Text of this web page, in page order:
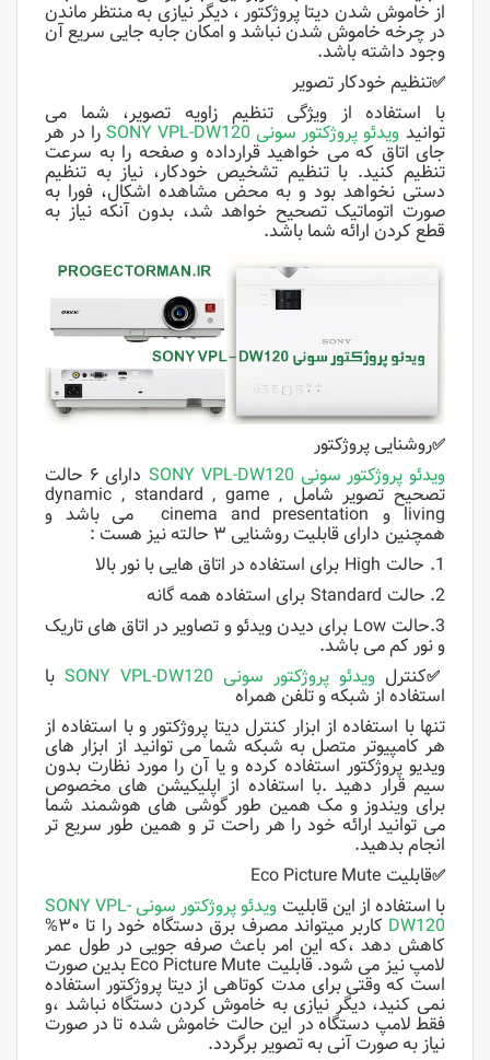
از خاموش شدن دیتا پروژکتور ، دیگر نیازی به منتظر ماندن
در چرخه خاموش شدن نباشد و امکان جابه جایی سریع آن
وجود داشته باشد.
✅تنظیم خودکار تصویر
با استفاده از ویژگی تنظیم زاویه تصویر، شما می
توانید ویدئو پروژکتور سونی SONY VPL-DW120 را در هر
جای اتاق که می خواهید قرارداده و صفحه را به سرعت
تنظیم کنید. با تنظیم تشخیص خودکار، نیاز به تنظیم
دستی نخواهد بود و به محض مشاهده اشکال، فورا به
صورت اتوماتیک تصحیح خواهد شد، بدون آنکه نیاز به
قطع کردن ارائه شما باشد.
✅روشنایی پروژکتور
ویدئو پروژکتور سونی SONY VPL-DW120
دارای ۶ حالت
تصحیح تصویر شامل dynamic , standard , game ,
living و cinema and presentation می باشد و
همچنیندارای قابلیت روشنایی ۳ حالته نیز هست :
1. حالت High برای استفاده در اتاق هایی با نور بالا
2. حالت Standard برای استفاده همه گانه
3.حالت Low برای دیدن ویدئو و تصاویر در اتاق های تاریک
و نور کم می باشد.
✅کنترل ویدئو پروژکتور سونی SONY VPL-DW120 با
استفاده از شبکه و تلفن همراه
تنها با استفاده از ابزار کنترل دیتا پروژکتور و با استفاده از
هر کامپیوتر متصل به شبکه شما می توانید از ابزار های
ویدیو پروژکتور استفاده کرده و یا آن را مورد نظارت بدون
سیم قرار دهید .با استفاده از اپلیکیشن های مخصوص
برای ویندوز و مک همین طور گوشی های هوشمند شما
می توانید ارائه خود را هر راحت تر و همین طور سریع تر
انجام بدهید.
✅قابلیت Eco Picture Mute
با استفاده از این قابلیت
ویدئو پروژکتور سونی SONY VPL-
DW120 کاربر میتواند مصرف برق دستگاه خود را تا ۳۰%
کاهش دهد ،که این امر باعث صرفه جویی در طول عمر
لامپ نیز می شود.قابلیت Eco Picture Mute بدین صورت
است که وقتی برای مدت کوتاهی از دیتا پروژکتور استفاده
نمی کنید، دیگر نیازی به خاموش کردن دستگاه نباشد ،و
فقط لامپ دستگاهدر این حالتخاموش شده تا در صورت
نیاز به صورت آنی به تصویر برگردد.